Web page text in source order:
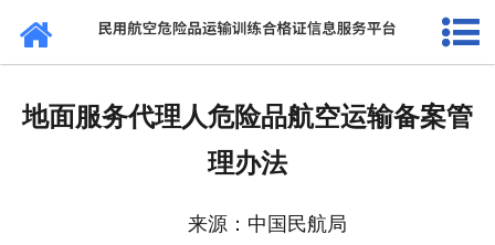
网站首页
地面服务代理人危险品航空运输备案管
理办法
来源：中国民航局